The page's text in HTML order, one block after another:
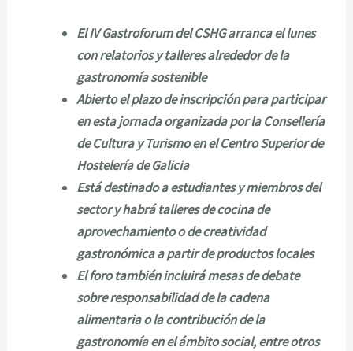
El IV Gastroforum del CSHG arranca el lunes
con relatorios y talleres alrededor de la
gastronomía sostenible
Abierto el plazo de inscripción para participar
en esta jornada organizada por la Consellería
de Cultura y Turismo en el Centro Superior de
Hostelería de Galicia
Está destinado a estudiantes y miembros del
sector y habrá talleres de cocina de
aprovechamiento o de creatividad
gastronómica a partir de productos locales
El foro también incluirá mesas de debate
sobre responsabilidad de la cadena
alimentaria o la contribución de la
gastronomía en el ámbito social, entre otros